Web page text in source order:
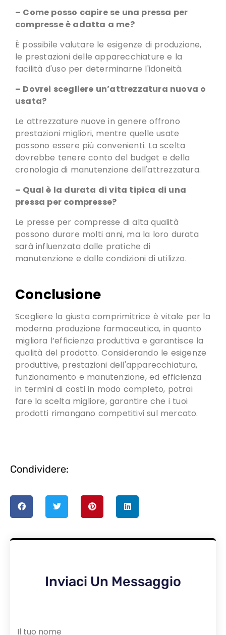
– Come posso capire se una pressa per
compresse è adatta a me?
È possibile valutare le esigenze di produzione,
le prestazioni delle apparecchiature e la
facilità d'uso per determinarne l'idoneità.
– Dovrei scegliere un’attrezzatura nuova o
usata?
Le attrezzature nuove in genere offrono
prestazioni migliori, mentre quelle usate
possono essere più convenienti. La scelta
dovrebbe tenere conto del budget e della
cronologia di manutenzione dell'attrezzatura.
– Qual è la durata di vita tipica di una
pressa per compresse?
Le presse per compresse di alta qualità
possono durare molti anni, ma la loro durata
sarà influenzata dalle pratiche di
manutenzione e dalle condizioni di utilizzo.
Conclusione
Scegliere la giusta comprimitrice è vitale per la
moderna produzione farmaceutica, in quanto
migliora l’efficienza produttiva e garantisce la
qualità del prodotto. Considerando le esigenze
produttive, prestazioni dell'apparecchiatura,
funzionamento e manutenzione, ed efficienza
in termini di costi in modo completo, potrai
fare la scelta migliore, garantire che i tuoi
prodotti rimangano competitivi sul mercato.
Condividere:
Inviaci Un Messaggio
Il tuo nome